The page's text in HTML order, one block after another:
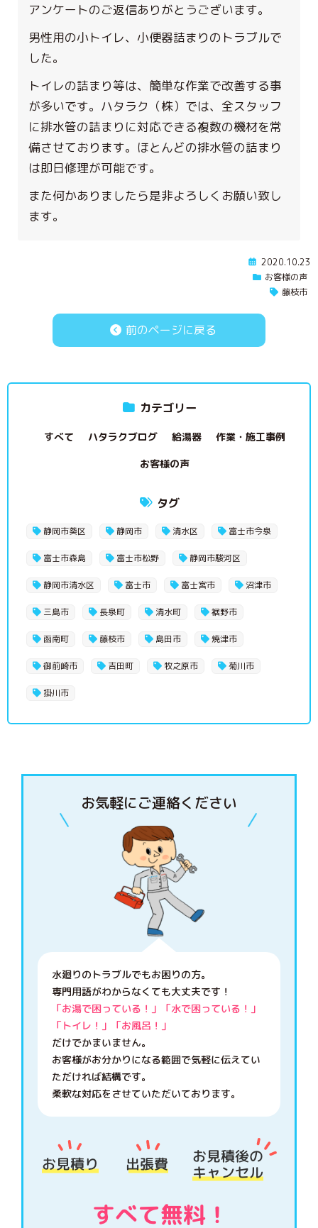
アンケートのご返信ありがとうございます。
男性用の小トイレ、小便器詰まりのトラブルで
した。
トイレの詰まり等は、簡単な作業で改善する事
が多いです。ハタラク（株）では、全スタッフ
に排水管の詰まりに対応できる複数の機材を常
備させております。ほとんどの排水管の詰まり
は即日修理が可能です。
また何かありましたら是非よろしくお願い致し
ます。
2020.10.23
お客様の声
藤枝市
前のページに戻る
カテゴリー
すべて ハタラクブログ 給湯器
作業・施工事例
お客様の声
タグ
静岡市葵区 静岡市 清水区 富士市今泉
富士市森島 富士市松野 静岡市駿河区
静岡市清水区 富士市 富士宮市 沼津市
三島市 長泉町 清水町 裾野市
函南町 藤枝市 島田市 焼津市
御前崎市 吉田町 牧之原市 菊川市
掛川市
お気軽にご連絡ください
水廻りのトラブルでもお困りの方。
専門用語がわからなくても大丈夫です！
「お湯で困っている！」「水で困っている！」
「トイレ！」「お風呂！」
だけでかまいません。
お客様がお分かりになる範囲で気軽に伝えてい
ただければ結構です。
柔軟な対応をさせていただいております。